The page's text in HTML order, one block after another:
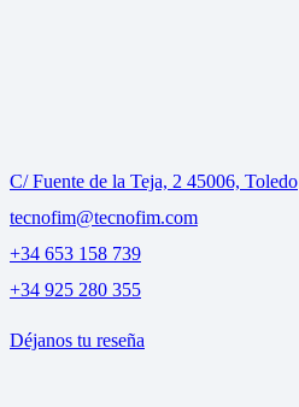
C/ Fuente de la Teja, 2 45006, Toledo
tecnofim@tecnofim.com
+34 653 158 739
+34 925 280 355
Déjanos tu reseña